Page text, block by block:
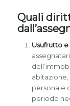
Quali
Usufrutto
personale
periodo